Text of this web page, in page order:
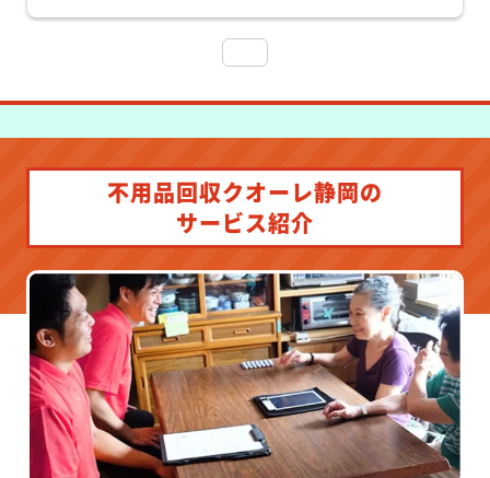
不用品回収クオーレ静岡の
サービス紹介